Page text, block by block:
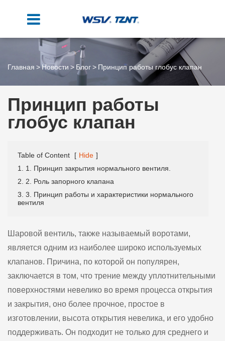
Главная Новости Блог Принцип работы глобус клапан
Принцип работы
глобус клапан
Table of Content [ Hide ]
1. 1. Принцип закрытия нормального вентиля.
2. 2. Роль запорного клапана
3. 3. Принцип работы и характеристики нормального
вентиля
Шаровой вентиль, также называемый воротами,
является одним из наиболее широко используемых
клапанов. Причина, по которой он популярен,
заключается в том, что трение между уплотнительными
поверхностями невелико во время процесса открытия
и закрытия, оно более прочное, простое в
изготовлении, высота открытия невелика, и его удобно
поддерживать. Он подходит не только для среднего и